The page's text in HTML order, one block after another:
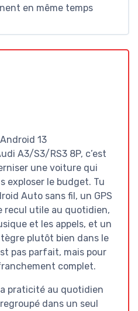
en même temps
13
A3/S3/RS3 8P, c’est
une voiture qui
exploser le budget. Tu
Auto sans fil, un GPS
recul utile au quotidien,
et les appels, et un
plutôt bien dans le
pas parfait, mais pour
complet.
praticité au quotidien
dans un seul